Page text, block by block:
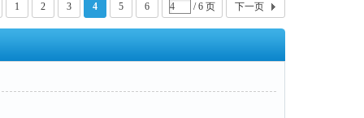
1 2 3 4 5 6 / 6 页 下一页